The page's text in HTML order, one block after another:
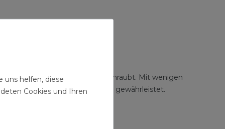
schnell an jede Wand angeschraubt. Mit wenigen
zu den wichtigen Anschlüssen gewährleistet.
uns helfen, diese
Cookies und Ihren